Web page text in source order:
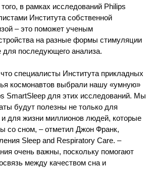
в рамках исследований Philips
Института собственной
– это поможет ученым
на разные формы стимуляции
для последующего анализа.
специалисты Института прикладных
космонавтов выбрали нашу «умную»
SmartSleep для этих исследований. Мы
будут полезны не только для
и для жизни миллионов людей, которые
со сном, – отметил Джон Франк,
Sleep and Respiratory Care. –
очень важны, поскольку помогают
между качеством сна и